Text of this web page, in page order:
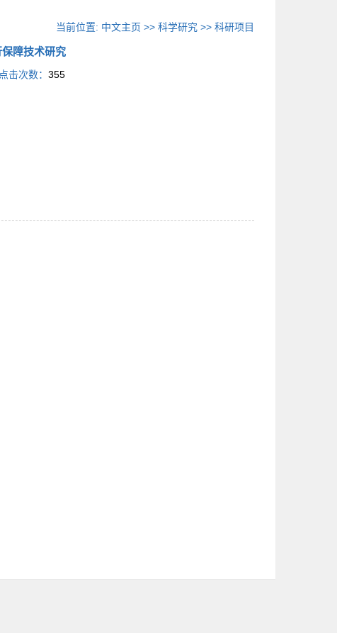
当前位置: 中文主页 >>科学研究 >>科研项目
障技术研究
点击次数： 355